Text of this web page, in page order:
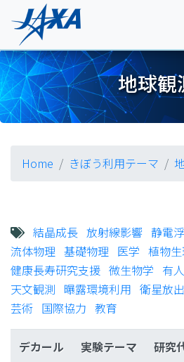
地球観
Home きぼう利用テーマ
結晶成長 放射線影響 静電
流体物理 基礎物理 医学 植物
健康長寿研究支援 微生物学 有
天文観測 曝露環境利用 衛星放出
芸術 国際協力 教育
デカール 実験テーマ 研究